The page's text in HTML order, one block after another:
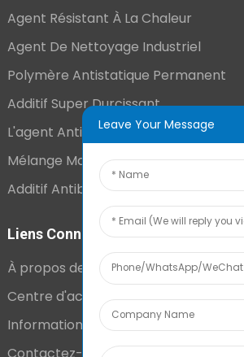
Agent Résistant À La Chaleur
Agent De Nettoyage Industriel
Polymère Antistatique Permanent
Additif Super Durcissant
L'agent Antistatique Longue Durée
Mélange Maître VCI
Additif Antibuée Ajouté En Interne
Liens Connexes
À propos de nous
Centre d'actualités
Informations techniques
Leave Your Message